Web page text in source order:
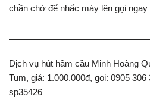
chần chờ để nhấc máy lên gọi ngay
Dịch vụ hút hầm cầu Minh Hoàng
Tum, giá: 1.000.000đ, gọi: 0905
sp35426